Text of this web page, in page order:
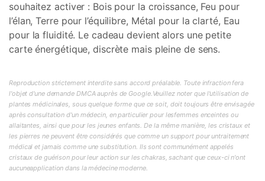
souhaitez activer : Bois pour la croissance, Feu pour
l’élan, Terre pour l’équilibre, Métal pour la clarté, Eau
pour la fluidité. Le cadeau devient alors une petite
carte énergétique, discrète mais pleine de sens.
Reproduction strictement interdite sans accord préalable. Toute infraction fera
l'objet d'une demande DMCA auprès de Google.Veuillez noter que l'utilisation de
plantes médicinales, sous quelque forme que ce soit, doit toujours être envisagée
après consultation d'un médecin, en particulier pour lesfemmes enceintes ou
allaitantes, ainsi que pour les jeunes enfants. De la même manière, les cristaux et
les pierres ne peuvent être considérés que comme un support pour untraitement
médical et jamais comme une substitution. Ils sont communément appelés
cristaux de guérison pour leur action sur les chakras, sachant que ceux-ci n'ont
aucuneapplication dans la médecine moderne.